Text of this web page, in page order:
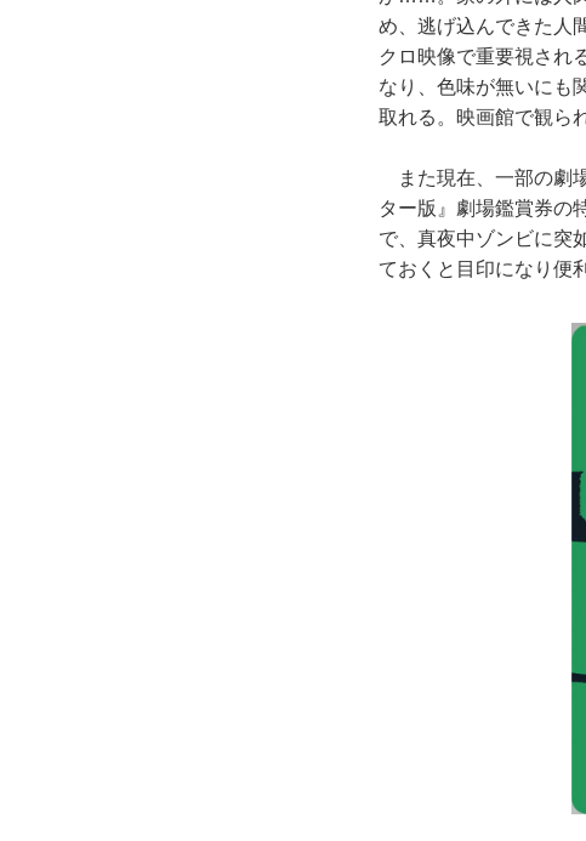
め、逃げ込んできた人
クロ映像で重要視され
なり、色味が無いにも
取れる。映画館で観ら
また現在、一部の劇
ター版』劇場鑑賞券の
で、真夜中ゾンビに突
ておくと目印になり便